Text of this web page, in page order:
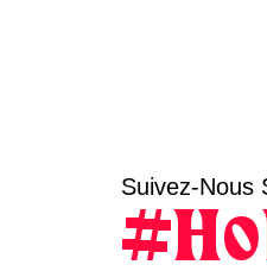
Suivez-Nous